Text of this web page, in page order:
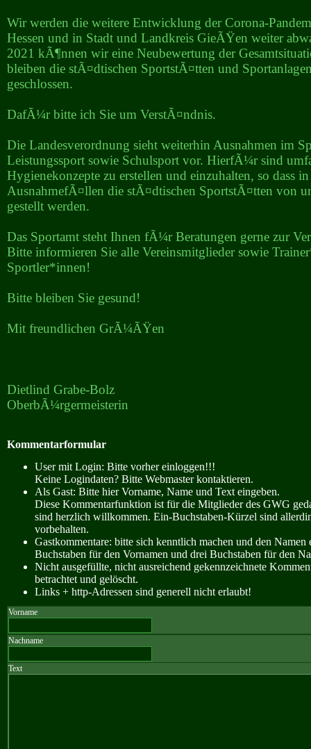
Wir werden die weitere Entwicklung der Corona-
Hessen und in Stadt und Landkreis GieÃŸen weiter
2021 kÃ¶nnen wir eine Neubewertung der
bleiben die stÃ¤dtischen SportstÃ¤tten und
geschlossen.
DafÃ¼r bitte ich Sie um VerstÃ¤ndnis.
Die Landesverordnung sieht weiterhin Ausnahmen im
Leistungssport sowie Schulsport vor. HierfÃ¼r sind
Hygienekonzepte zu erstellen und einzuhalten, so dass in
AusnahmefÃ¤llen die stÃ¤dtischen SportstÃ¤tten von
gestellt werden.
Das Sportamt steht Ihnen fÃ¼r Beratungen gerne zur
Bitte informieren Sie alle Vereinsmitglieder sowie
Sportler*innen!
Bitte bleiben Sie gesund!
Mit freundlichen GrÃ¼ÃŸen
Dietlind Grabe-Bolz
OberbÃ¼rgermeisterin
Kommentarformular
User mit Login: Bitte vorher einloggen!!!
Keine Logindaten? Bitte Webmaster kontaktieren.
Als Gast: Bitte hier Vorname, Name und Text eingeben.
Diese Kommentarfunktion ist für die Mitglieder des GWG
sind herzlich willkommen. Ein-Buchstaben-Kürzel sind
vorbehalten.
Gastkommentare: bitte sich kenntlich machen und den Namen
Buchstaben für den Vornamen und drei Buchstaben für den
Nicht ausgefüllte, nicht ausreichend gekennzeichnete
betrachtet und gelöscht.
Links + http-Adressen sind generell nicht erlaubt!
Vorname
Nachname
Text